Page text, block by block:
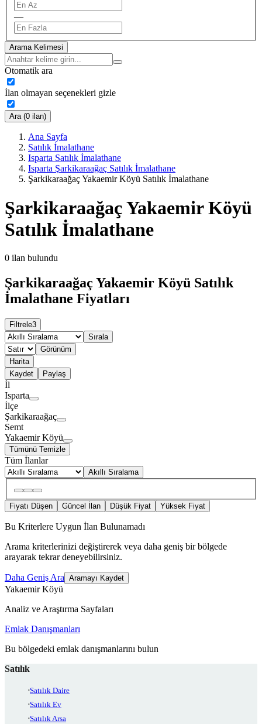
—
Arama Kelimesi
Otomatik ara
İlan olmayan seçenekleri gizle
Ara (0 ilan)
Ana Sayfa
Satılık İmalathane
Isparta Satılık İmalathane
Isparta Şarkikaraağaç Satılık İmalathane
Şarkikaraağaç Yakaemir Köyü Satılık İmalathane
Şarkikaraağaç Yakaemir Köyü
Satılık İmalathane
0 ilan bulundu
Şarkikaraağaç Yakaemir Köyü Satılık
İmalathane Fiyatları
Filtrele3
Sırala
Görünüm
Harita
Kaydet
Paylaş
İl
Isparta
İlçe
Şarkikaraağaç
Semt
Yakaemir Köyü
Tümünü Temizle
Tüm İlanlar
Akıllı Sıralama
Fiyatı Düşen Güncel İlan Düşük Fiyat Yüksek Fiyat
Bu Kriterlere Uygun İlan Bulunamadı
Arama kriterlerinizi değiştirerek veya daha geniş bir bölgede
arayarak tekrar deneyebilirsiniz.
Daha Geniş Ara Aramayı Kaydet
Yakaemir Köyü
Analiz ve Araştırma Sayfaları
Emlak Danışmanları
Bu bölgedeki emlak danışmanlarını bulun
Satılık
Satılık Daire
Satılık Ev
Satılık Arsa